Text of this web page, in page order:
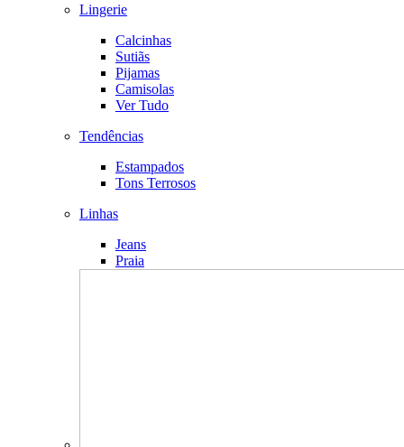
Lingerie
Calcinhas
Sutiãs
Pijamas
Camisolas
Ver Tudo
Tendências
Estampados
Tons Terrosos
Linhas
Jeans
Praia